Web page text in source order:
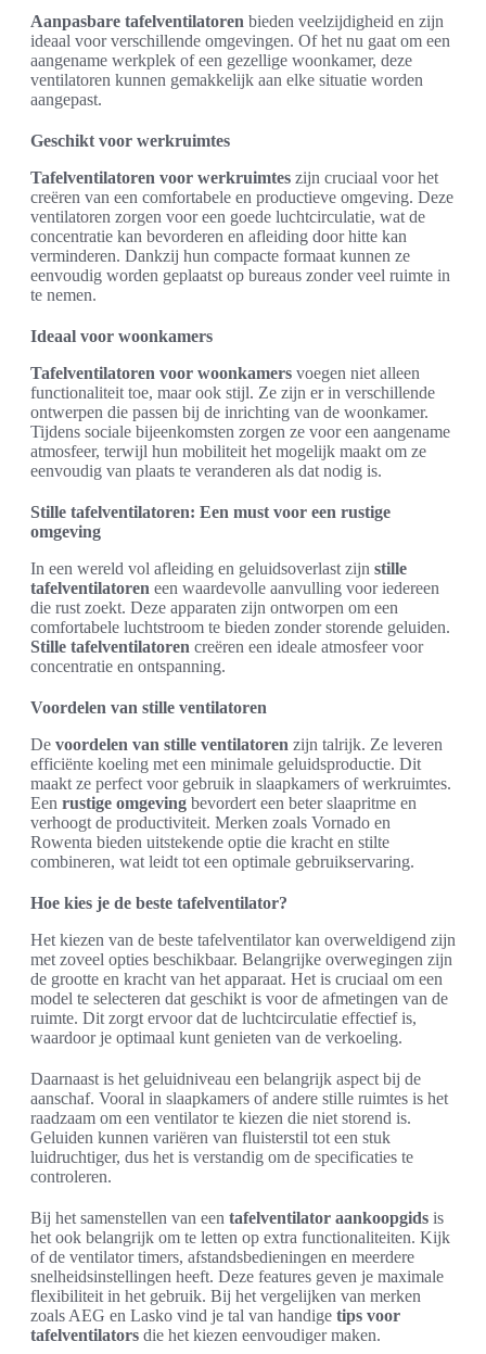
Aanpasbare tafelventilatoren bieden veelzijdigheid en zijn
ideaal voor verschillende omgevingen. Of het nu gaat om een
aangename werkplek of een gezellige woonkamer, deze
ventilatoren kunnen gemakkelijk aan elke situatie worden
aangepast.
Geschikt voor werkruimtes
Tafelventilatoren voor werkruimtes zijn cruciaal voor het
creëren van een comfortabele en productieve omgeving. Deze
ventilatoren zorgen voor een goede luchtcirculatie, wat de
concentratie kan bevorderen en afleiding door hitte kan
verminderen. Dankzij hun compacte formaat kunnen ze
eenvoudig worden geplaatst op bureaus zonder veel ruimte in
te nemen.
Ideaal voor woonkamers
Tafelventilatoren voor woonkamers voegen niet alleen
functionaliteit toe, maar ook stijl. Ze zijn er in verschillende
ontwerpen die passen bij de inrichting van de woonkamer.
Tijdens sociale bijeenkomsten zorgen ze voor een aangename
atmosfeer, terwijl hun mobiliteit het mogelijk maakt om ze
eenvoudig van plaats te veranderen als dat nodig is.
Stille tafelventilatoren: Een must voor een rustige
omgeving
In een wereld vol afleiding en geluidsoverlast zijn stille
tafelventilatoren een waardevolle aanvulling voor iedereen
die rust zoekt. Deze apparaten zijn ontworpen om een
comfortabele luchtstroom te bieden zonder storende geluiden.
Stille tafelventilatoren creëren een ideale atmosfeer voor
concentratie en ontspanning.
Voordelen van stille ventilatoren
De voordelen van stille ventilatoren zijn talrijk. Ze leveren
efficiënte koeling met een minimale geluidsproductie. Dit
maakt ze perfect voor gebruik in slaapkamers of werkruimtes.
Een rustige omgeving bevordert een beter slaapritme en
verhoogt de productiviteit. Merken zoals Vornado en
Rowenta bieden uitstekende optie die kracht en stilte
combineren, wat leidt tot een optimale gebruikservaring.
Hoe kies je de beste tafelventilator?
Het kiezen van de beste tafelventilator kan overweldigend zijn
met zoveel opties beschikbaar. Belangrijke overwegingen zijn
de grootte en kracht van het apparaat. Het is cruciaal om een
model te selecteren dat geschikt is voor de afmetingen van de
ruimte. Dit zorgt ervoor dat de luchtcirculatie effectief is,
waardoor je optimaal kunt genieten van de verkoeling.
Daarnaast is het geluidniveau een belangrijk aspect bij de
aanschaf. Vooral in slaapkamers of andere stille ruimtes is het
raadzaam om een ventilator te kiezen die niet storend is.
Geluiden kunnen variëren van fluisterstil tot een stuk
luidruchtiger, dus het is verstandig om de specificaties te
controleren.
Bij het samenstellen van een tafelventilator aankoopgids is
het ook belangrijk om te letten op extra functionaliteiten. Kijk
of de ventilator timers, afstandsbedieningen en meerdere
snelheidsinstellingen heeft. Deze features geven je maximale
flexibiliteit in het gebruik. Bij het vergelijken van merken
zoals AEG en Lasko vind je tal van handige tips voor
tafelventilators die het kiezen eenvoudiger maken.